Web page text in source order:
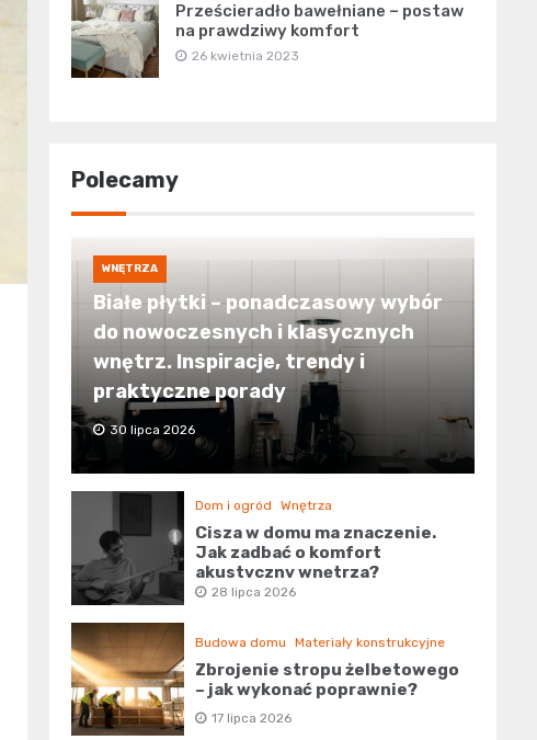
Prześcieradło bawełniane – postaw
na prawdziwy komfort
26 kwietnia 2023
Polecamy
WNĘTRZA
Białe płytki – ponadczasowy wybór
do nowoczesnych i klasycznych
wnętrz. Inspiracje, trendy i
praktyczne porady
30 lipca 2026
Dom i ogród Wnętrza
Cisza w domu ma znaczenie.
Jak zadbać o komfort
akustyczny wnętrza?
28 lipca 2026
Budowa domu Materiały konstrukcyjne
Zbrojenie stropu żelbetowego
– jak wykonać poprawnie?
17 lipca 2026